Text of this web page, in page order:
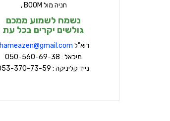
חניה מול BOOM ,
נשמח לשמוע ממכם
גולשים יקרים בכל עת
דוא"ל hameazen@gmail.com
מיכאל : 050-560-69-38
נייד קליניקה : 053-370-73-59